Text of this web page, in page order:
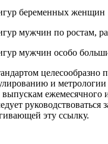
беременных женщин
мужчин по ростам,
мужчин особо
целесообразно
и
эту ссылку.